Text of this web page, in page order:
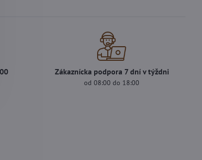
Zákaznícka podpora 7 dní v týždni
od 08:00 do 18:00